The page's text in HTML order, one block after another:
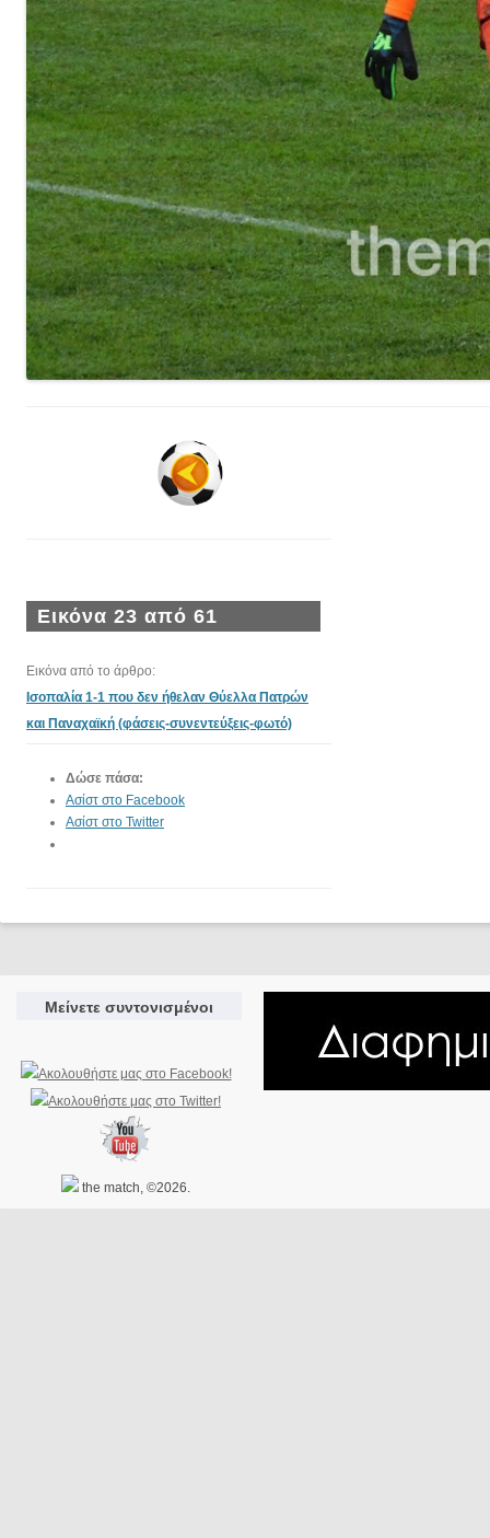
Εικόνα 23 από 61
Εικόνα από το άρθρο:
Ισοπαλία 1-1 που δεν ήθελαν Θύελλα Πατρών
και Παναχαϊκή (φάσεις-συνεντεύξεις-φωτό)
Δώσε πάσα:
Ασίστ στο Facebook
Ασίστ στο Twitter
Μείνετε συντονισμένοι
the match, ©2026.